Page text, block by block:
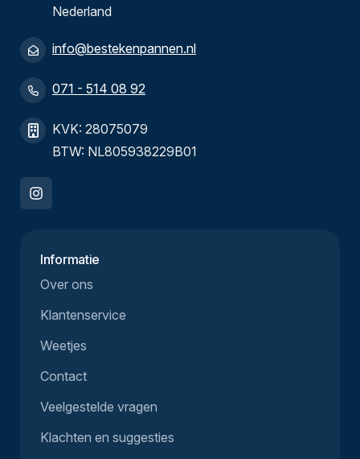
Nederland
info@bestekenpannen.nl
071 - 514 08 92
KVK: 28075079
BTW: NL805938229B01
Informatie
Over ons
Klantenservice
Weetjes
Contact
Veelgestelde vragen
Klachten en suggesties